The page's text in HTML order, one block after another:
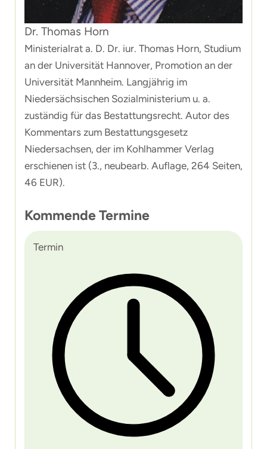
Dr. Thomas Horn
Ministerialrat a. D. Dr. iur. Thomas Horn, Studium
an der Universität Hannover, Promotion an der
Universität Mannheim. Langjährig im
Niedersächsischen Sozialministerium u. a.
zuständig für das Bestattungsrecht. Autor des
Kommentars zum Bestattungsgesetz
Niedersachsen, der im Kohlhammer Verlag
erschienen ist (3., neubearb. Auflage, 264 Seiten,
46 EUR).
Kommende Termine
Termin